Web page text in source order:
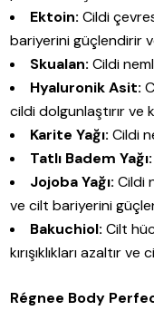
Ektoin: Cildi
bariyerini güçlendirir
Skualan: Cildi
Hyaluronik Asit:
cildi dolgunlaştırır ve
Karite Yağı: Cildi
Tatlı Badem Yağı:
Jojoba Yağı: Cildi
ve cilt bariyerini
Bakuchiol: Cilt
kırışıklıkları azaltır
Régnee Body